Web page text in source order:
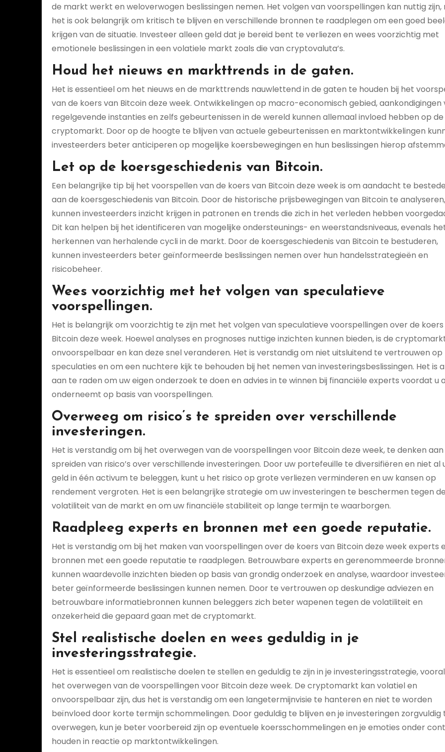
de markt werkt en weloverwogen beslissingen nemen. Het volgen van voorspellingen kan nuttig zijn,
het is ook belangrijk om kritisch te blijven en verschillende bronnen te raadplegen om een goed
krijgen van de situatie. Investeer alleen geld dat je bereid bent te verliezen en wees voorzichtig met
emotionele beslissingen in een volatiele markt zoals die van cryptovaluta’s.
Houd het nieuws en markttrends in de gaten.
Het is essentieel om het nieuws en de markttrends nauwlettend in de gaten te houden bij het
van de koers van Bitcoin deze week. Ontwikkelingen op macro-economisch gebied, aankondigingen
regelgevende instanties en zelfs gebeurtenissen in de wereld kunnen allemaal invloed hebben op de
cryptomarkt. Door op de hoogte te blijven van actuele gebeurtenissen en marktontwikkelingen
investeerders beter anticiperen op mogelijke koersbewegingen en hun beslissingen hierop
Let op de koersgeschiedenis van Bitcoin.
Een belangrijke tip bij het voorspellen van de koers van Bitcoin deze week is om aandacht te
aan de koersgeschiedenis van Bitcoin. Door de historische prijsbewegingen van Bitcoin te analyseren,
kunnen investeerders inzicht krijgen in patronen en trends die zich in het verleden hebben
Dit kan helpen bij het identificeren van mogelijke ondersteunings- en weerstandsniveaus, evenals
herkennen van herhalende cycli in de markt. Door de koersgeschiedenis van Bitcoin te bestuderen,
kunnen investeerders beter geïnformeerde beslissingen nemen over hun handelsstrategieën en
risicobeheer.
Wees voorzichtig met het volgen van speculatieve
voorspellingen.
Het is belangrijk om voorzichtig te zijn met het volgen van speculatieve voorspellingen over de koers
Bitcoin deze week. Hoewel analyses en prognoses nuttige inzichten kunnen bieden, is de
onvoorspelbaar en kan deze snel veranderen. Het is verstandig om niet uitsluitend te vertrouwen op
speculaties en om een nuchtere kijk te behouden bij het nemen van investeringsbeslissingen. Het is
aan te raden om uw eigen onderzoek te doen en advies in te winnen bij financiële experts voordat u
onderneemt op basis van voorspellingen.
Overweeg om risico’s te spreiden over verschillende
investeringen.
Het is verstandig om bij het overwegen van de voorspellingen voor Bitcoin deze week, te denken
spreiden van risico’s over verschillende investeringen. Door uw portefeuille te diversifiëren en niet al
geld in één activum te beleggen, kunt u het risico op grote verliezen verminderen en uw kansen op
rendement vergroten. Het is een belangrijke strategie om uw investeringen te beschermen tegen de
volatiliteit van de markt en om uw financiële stabiliteit op lange termijn te waarborgen.
Raadpleeg experts en bronnen met een goede reputatie.
Het is verstandig om bij het maken van voorspellingen over de koers van Bitcoin deze week experts
bronnen met een goede reputatie te raadplegen. Betrouwbare experts en gerenommeerde
kunnen waardevolle inzichten bieden op basis van grondig onderzoek en analyse, waardoor
beter geïnformeerde beslissingen kunnen nemen. Door te vertrouwen op deskundige adviezen en
betrouwbare informatiebronnen kunnen beleggers zich beter wapenen tegen de volatiliteit en
onzekerheid die gepaard gaan met de cryptomarkt.
Stel realistische doelen en wees geduldig in je
investeringsstrategie.
Het is essentieel om realistische doelen te stellen en geduldig te zijn in je investeringsstrategie,
het overwegen van de voorspellingen voor Bitcoin deze week. De cryptomarkt kan volatiel en
onvoorspelbaar zijn, dus het is verstandig om een langetermijnvisie te hanteren en niet te worden
beïnvloed door korte termijn schommelingen. Door geduldig te blijven en je investeringen zorgvuldig
overwegen, kun je beter voorbereid zijn op eventuele koersschommelingen en je emoties onder
houden in reactie op marktontwikkelingen.